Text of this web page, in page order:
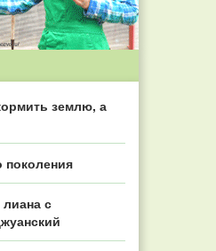
землю, а
поколения
с